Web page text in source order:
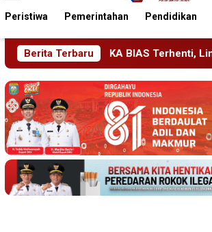
Mobile
Peristiwa Pemerintahan Pendidikan
Berita Terbaru
Terhenti, Lima KA Ikut Terdampak, KAI